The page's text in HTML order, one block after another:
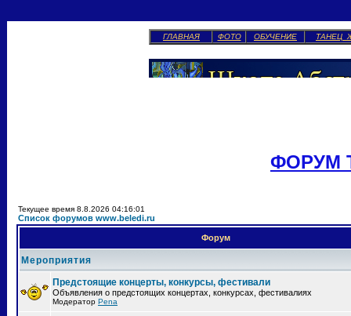
ГЛАВНАЯ ФОТО ОБУЧЕНИЕ ТАНЕЦ
ФОРУМ
Текущее время 8.8.2026 04:16:01
Список форумов www.beledi.ru
Форум
Мероприятия
Предстоящие концерты, конкурсы, фестивали
Объявления о предстоящих концертах, конкурсах, фестивалиях
Модератор Pena